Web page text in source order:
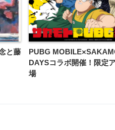
と藤
PUBG
DAYSコラボ開催！限定
場